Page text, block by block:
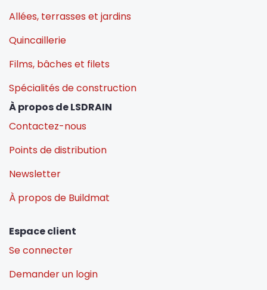
Allées, terrasses et jardins
Quincaillerie
Films, bâches et filets
Spécialités de construction
À propos de LSDRAIN
Contactez-nous
Points de distribution
Newsletter
À propos de Buildmat
Espace client
Se connecter
Demander un login